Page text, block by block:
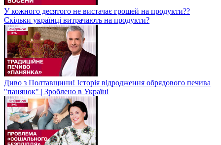
У кожного десятого не вистачає грошей на продукти??
Скільки українці витрачають на продукти?
Диво з Полтавщини! Історія відродження обрядового печива
"панянок" | Зроблено в Україні